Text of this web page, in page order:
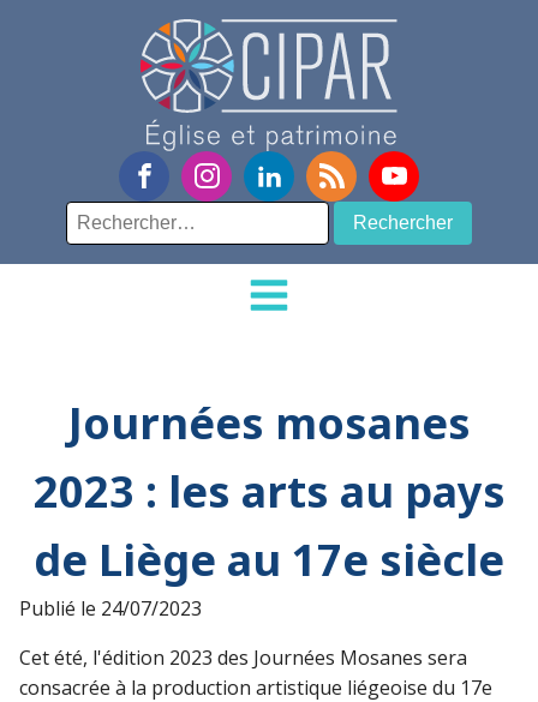
Rechercher :
Journées mosanes
2023 : les arts au pays
de Liège au 17e siècle
Publié le 24/07/2023
Cet été, l'édition 2023 des Journées Mosanes sera
consacrée à la production artistique liégeoise du 17e